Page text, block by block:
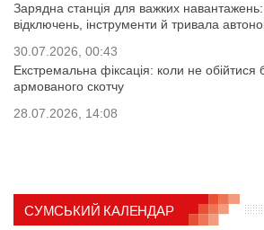
Зарядна станція для важких навантажень:
відключень, інструменти й тривала
30.07.2026, 00:43
Екстремальна фіксація: коли не обійтися
армованого скотчу
28.07.2026, 14:08
СУМСЬКИЙ КАЛЕНДАР